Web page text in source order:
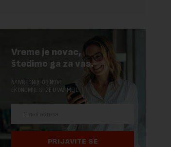
Vreme je novac,
štedimo ga za vas.
NAJVREDNIJE OD NOVE
EKONOMIJE STIŽE U VAŠ MEJL.
PRIJAVITE SE